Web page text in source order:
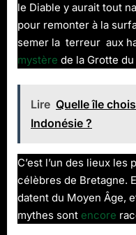
le Diable y aurait tout
pour remonter à la
semer la terreur aux
mystère de la Grotte
Lire Quelle île
Indonésie ?
C’est l’un des lieux
célèbres de Bretagne.
datent du Moyen Âge,
mythes sont encore